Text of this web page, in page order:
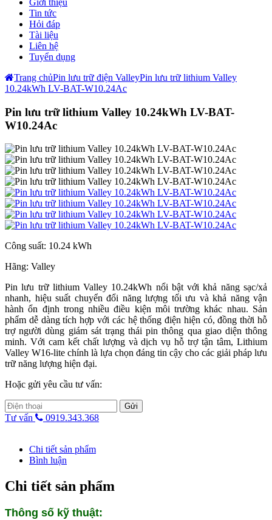
Giới thiệu
Tin tức
Hỏi đáp
Tài liệu
Liên hệ
Tuyển dụng
Trang chủPin lưu trữ điện ValleyPin lưu trữ lithium Valley
10.24kWh LV-BAT-W10.24Ac
Pin lưu trữ lithium Valley 10.24kWh LV-BAT-
W10.24Ac
Công suất: 10.24 kWh
Hãng: Valley
Pin lưu trữ lithium Valley 10.24kWh nổi bật với khả năng sạc/xả
nhanh, hiệu suất chuyển đổi năng lượng tối ưu và khả năng vận
hành ổn định trong nhiều điều kiện môi trường khác nhau. Sản
phẩm dễ dàng tích hợp với các hệ thống điện hiện có, đồng thời hỗ
trợ người dùng giám sát trạng thái pin thông qua giao diện thông
minh. Với cam kết chất lượng và dịch vụ hỗ trợ tận tâm, Lithium
Valley W16-lite chính là lựa chọn đáng tin cậy cho các giải pháp lưu
trữ năng lượng hiện đại.
Hoặc gửi yêu cầu tư vấn:
Gửi
Tư vấn 0919.343.368
Chi tiết sản phẩm
Bình luận
Chi tiết sản phẩm
Thông số kỹ thuật: